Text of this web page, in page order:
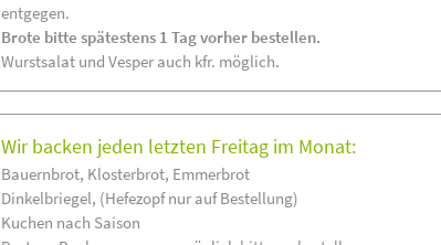
entgegen.
Brote bitte spätestens 1 Tag vorher bestellen.
Wurstsalat und Vesper auch kfr. möglich.
Wir backen jeden letzten Freitag im Monat:
Bauernbrot, Klosterbrot, Emmerbrot
Dinkelbriegel, (Hefezopf nur auf Bestellung)
Kuchen nach Saison